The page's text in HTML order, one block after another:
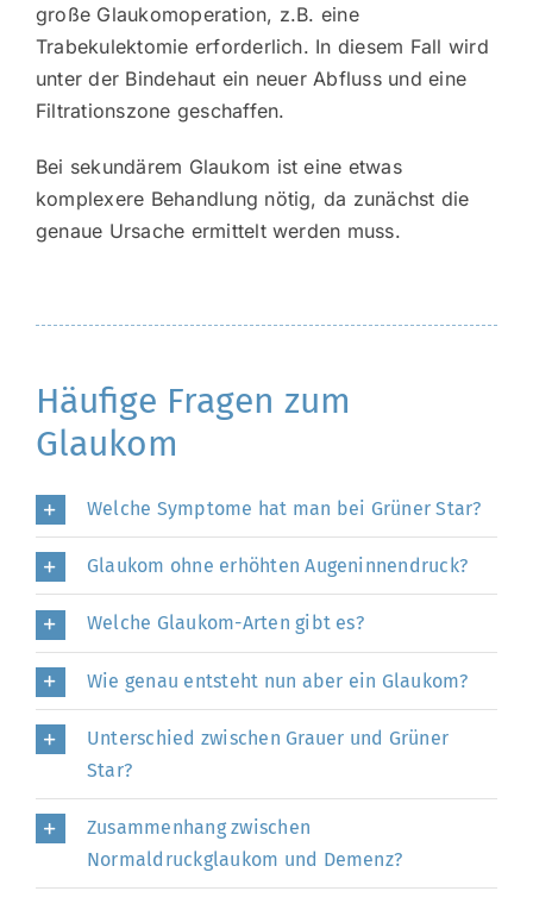
große Glaukomoperation, z.B. eine
Trabekulektomie erforderlich. In diesem Fall wird
unter der Bindehaut ein neuer Abfluss und eine
Filtrationszone geschaffen.
Bei sekundärem Glaukom ist eine etwas
komplexere Behandlung nötig, da zunächst die
genaue Ursache ermittelt werden muss.
Häufige Fragen zum
Glaukom
Welche Symptome hat man bei Grüner Star?
Glaukom ohne erhöhten Augeninnendruck?
Welche Glaukom-Arten gibt es?
Wie genau entsteht nun aber ein Glaukom?
Unterschied zwischen Grauer und Grüner
Star?
Zusammenhang zwischen
Normaldruckglaukom und Demenz?